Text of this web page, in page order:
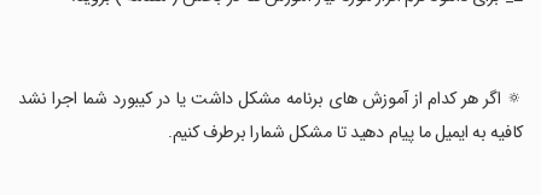
‏🔅 اگر هر کدام از آموزش های برنامه مشکل داشت یا در کیبورد شما اجرا نشد
کافیه به ایمیل ما پیام دهید تا مشکل شمارا برطرف کنیم.